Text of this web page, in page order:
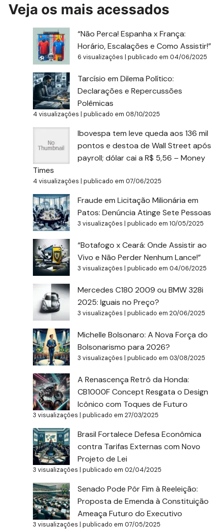
Veja os mais acessados
“Não Perca! Espanha x França:
Horário, Escalações e Como Assistir!”
6 visualizações |publicado em 04/06/2025
Tarcísio em Dilema Político:
Declarações e Repercussões
Polêmicas
4 visualizações |publicado em 08/10/2025
Ibovespa tem leve queda aos 136 mil
pontos e destoa de Wall Street após
payroll; dólar cai a R$ 5,56 – Money
Times
4 visualizações |publicado em 07/06/2025
Fraude em Licitação Milionária em
Patos: Denúncia Atinge Sete Pessoas
3 visualizações |publicado em 10/05/2025
“Botafogo x Ceará: Onde Assistir ao
Vivo e Não Perder Nenhum Lance!”
3 visualizações |publicado em 04/06/2025
Mercedes C180 2009 ou BMW 328i
2025: Iguais no Preço?
3 visualizações |publicado em 20/06/2025
Michelle Bolsonaro: A Nova Força do
Bolsonarismo para 2026?
3 visualizações |publicado em 03/08/2025
A Renascença Retrô da Honda:
CB1000F Concept Resgata o Design
Icônico com Toques de Futuro
3 visualizações |publicado em 27/03/2025
Brasil Fortalece Defesa Econômica
contra Tarifas Externas com Novo
Projeto de Lei
3 visualizações |publicado em 02/04/2025
Senado Pode Pôr Fim à Reeleição:
Proposta de Emenda à Constituição
Ameaça Futuro do Executivo
3 visualizações |publicado em 07/05/2025